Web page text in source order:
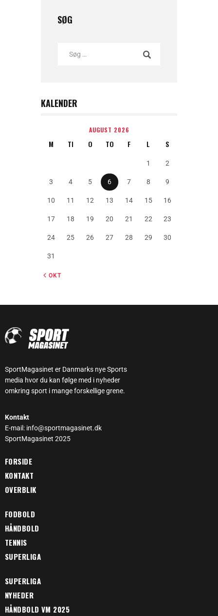
SØG
KALENDER
AUGUST 2026
M TI O TO F L S
1 2
3 4 5 6 7 8 9
10 11 12 13 14 15 16
17 18 19 20 21 22 23
24 25 26 27 28 29 30
31
« OKT
SportMagasinet er Danmarks nye Sports
media hvor du kan følge med i nyheder
omkring sport i mange forskellige grene.
Kontakt
E-mail: info@sportmagasinet.dk
SportMagasinet 2025
FORSIDE
KONTAKT
OVERBLIK
FODBOLD
HÅNDBOLD
TENNIS
SUPERLIGA
SUPERLIGA
NYHEDER
HÅNDBOLD VM 2025